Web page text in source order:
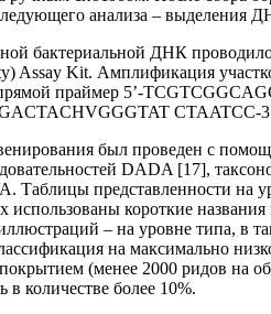
анализа – выделения
бактериальной ДНК
Assay Kit. Амплификация
праймер 5’-
CTAATCC-
был проведен с
DADA [17],
Таблицы представленности
короткие
– на уровне типа,
на максимально
(менее 2000 ридов на
в количестве более 10%.